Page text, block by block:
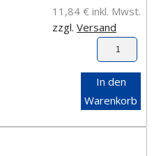
11,84 € inkl. Mwst.
zzgl. Versand
In den
Warenkorb